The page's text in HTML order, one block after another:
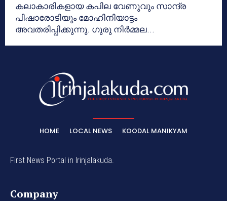
കലാകാരികളായ കപില വേണുവും സാന്ദ്ര
പിഷാരോടിയും മോഹിനിയാട്ടം
അവതരിപ്പിക്കുന്നു. ഗുരു നിര്‍മ്മല...
HOME LOCAL NEWS KOODAL MANIKYAM
First News Portal in Irinjalakuda.
Company